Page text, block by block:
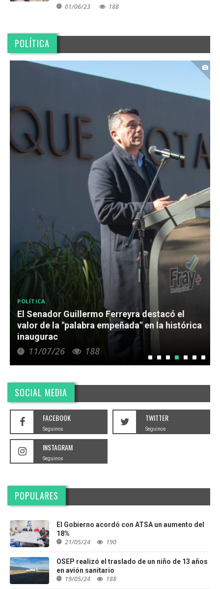
01/06/23 188
POLÍTICA
POLÍTICA
Soria llamó a “superar diferencias y trabajar
para la gente”
02/07/26 188
SOCIAL MEDIA
FACEBOOK
Seguinos
TWITTER
Seguinos
INSTAGRAM
Seguinos
POPULARES
El Gobierno acordó con ATSA un aumento del
18%
21/05/24 190
OSEP realizó el traslado de un niño de 13 años
en avión sanitario
19/05/24 188